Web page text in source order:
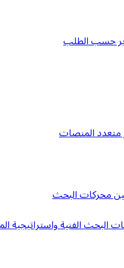
حسب الطلب
المنصات
محركات البحث
البحث الفنية